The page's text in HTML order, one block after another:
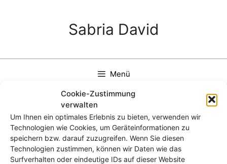
Cookie-Zustimmung
verwalten
Um Ihnen ein optimales Erlebnis zu bieten, verwenden wir
Technologien wie Cookies, um Geräteinformationen zu
speichern bzw. darauf zuzugreifen. Wenn Sie diesen
Technologien zustimmen, können wir Daten wie das
Surfverhalten oder eindeutige IDs auf dieser Website
Sabria David
Menü
K1024_Sabria-David_7429-
4